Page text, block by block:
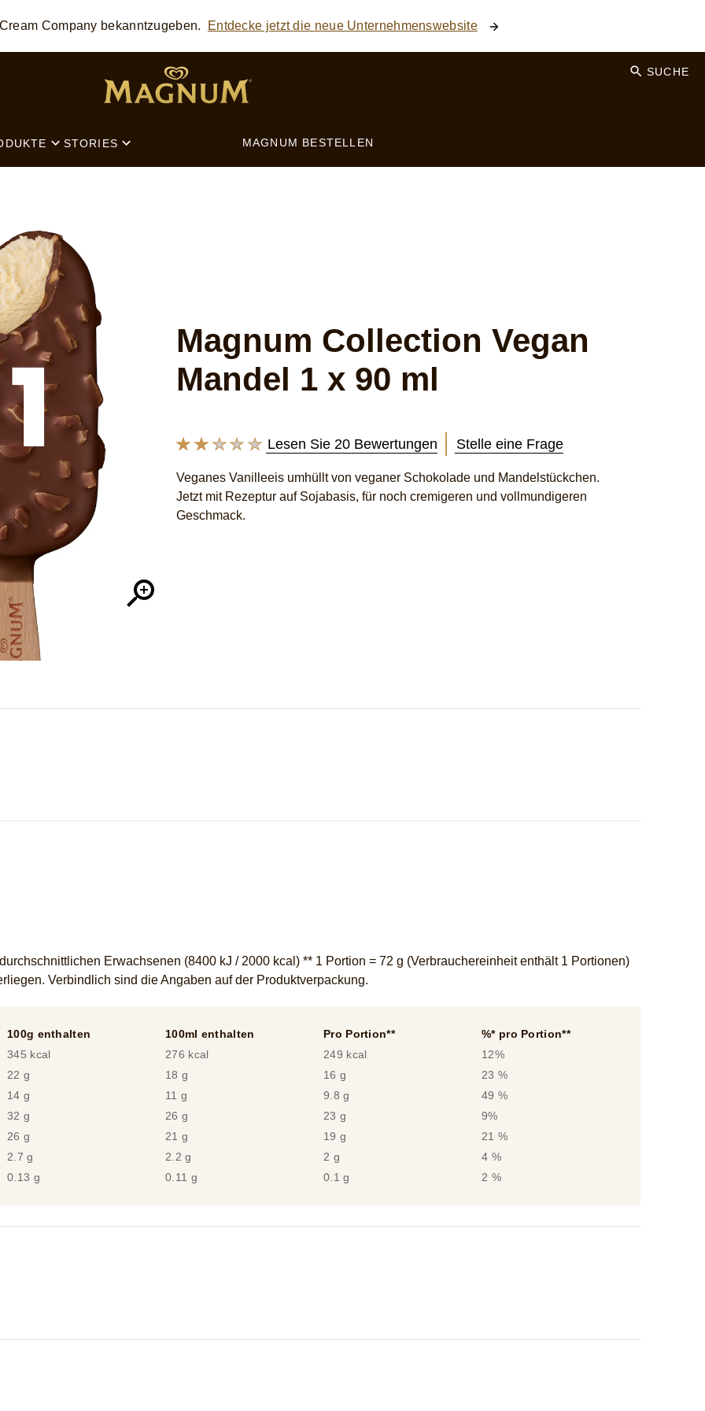
SEARCH
Company bekanntzugeben. Entdecke jetzt die neue Unternehmenswebsite
STORIES MAGNUM BESTELLEN
SUCHE
Magnum Collection Vegan
Mandel 1 x 90 ml
Die
Bewertung
dieses
Magnum
Lesen Sie 20 Bewertungen Stelle eine Frage
Veganes Vanilleeis umhüllt von veganer Schokolade und Mandelstückchen.
Jetzt mit Rezeptur auf Sojabasis, für noch cremigeren und vollmundigeren
Geschmack.
Erwachsenen (8400 kJ / 2000 kcal) ** 1 Portion = 72 g (Verbrauchereinheit enthält 1 Portionen)
Verbindlich sind die Angaben auf der Produktverpackung.
100g enthalten 100ml enthalten Pro Portion**
%* pro Portion**
345 kcal
276 kcal 249 kcal
12%
22 g
18 g 16 g
23 %
14 g
11 g 9.8 g
49 %
32 g
26 g 23 g
9%
26 g
21 g 19 g
21 %
2.7 g
2.2 g 2 g
4 %
0.13 g
0.11 g 0.1 g 2 %